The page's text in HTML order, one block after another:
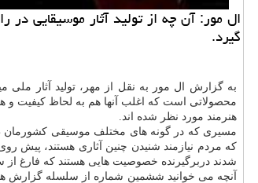
ال مور: آن چه از تولید آثار موسیقایی
گیرد.
به گزارش ال مور به نقل از مهر، تولید آثار ملی
محصولاتی است که اغلب آنها هم به لحاظ کیفیت و
هنرمند مورد نظر شده اند.
مسیری که در گونه های مختلف موسیقی کشورمان طی
که مردم نیازمند شنیدن چنین آثاری هستند، پیش
شدند دربرگیرنده خصوصیت هایی هستند که فارغ از
آنچه می خوانید ششمین شماره از سلسله گزارش